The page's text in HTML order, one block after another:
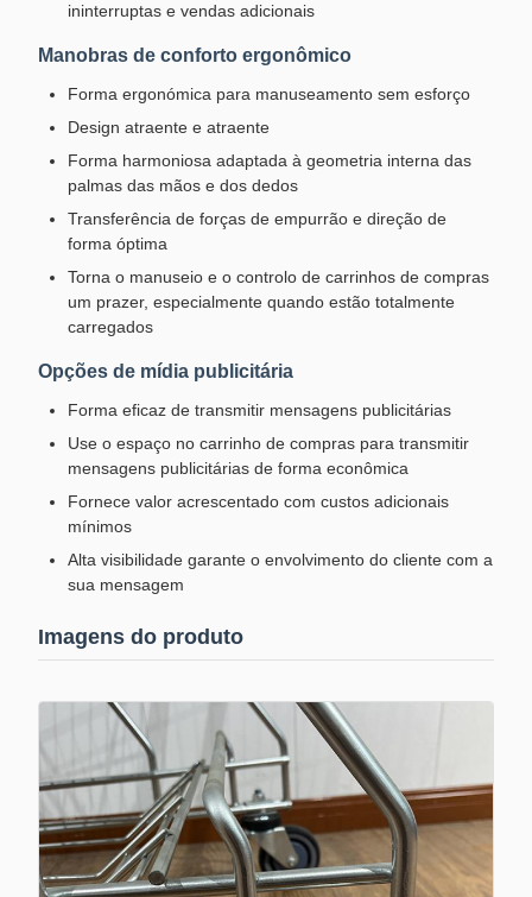
ininterruptas e vendas adicionais
Manobras de conforto ergonômico
Forma ergonómica para manuseamento sem esforço
Design atraente e atraente
Forma harmoniosa adaptada à geometria interna das
palmas das mãos e dos dedos
Transferência de forças de empurrão e direção de
forma óptima
Torna o manuseio e o controlo de carrinhos de compras
um prazer, especialmente quando estão totalmente
carregados
Opções de mídia publicitária
Forma eficaz de transmitir mensagens publicitárias
Use o espaço no carrinho de compras para transmitir
mensagens publicitárias de forma econômica
Fornece valor acrescentado com custos adicionais
mínimos
Alta visibilidade garante o envolvimento do cliente com a
sua mensagem
Imagens do produto